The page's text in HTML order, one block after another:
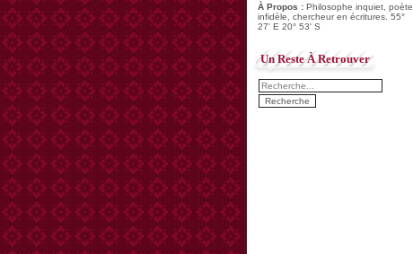
À Propos : Philosophe inquiet, poète
infidèle, chercheur en écritures. 55°
27' E 20° 53' S
Un Reste À Retrouver